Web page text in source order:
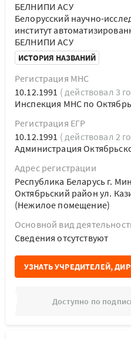
БЕЛНИПИ АСУ
Белорусский научно-
институт
БЕЛНИПИ АСУ
ИСТОРИЯ НАЗВАНИЙ
Регистрация МНС
10.12.1991 ( действовал 3
Инспекция МНС по
Регистрация ЕГР
10.12.1991 ( действовал 2
Администрация
Адрес регистрации
Республика Беларусь г.
Октябрьский район ул.
(Нежилое помещение)
Основной вид
Cведения отсутствуют
УЗНАТЬ УЧРЕДИТЕЛЕЙ,
Доступно по